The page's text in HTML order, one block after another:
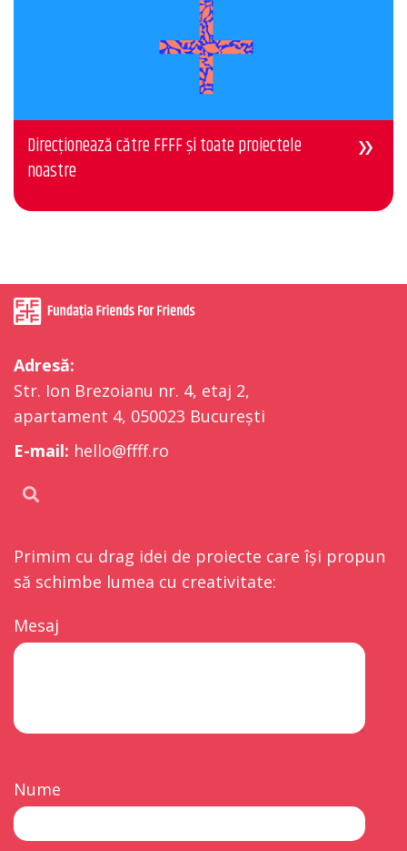
Direcționează către FFFF și toate proiectele
noastre
Adresă:
Str. Ion Brezoianu nr. 4, etaj 2,
apartament 4, 050023 București
E-mail: hello@ffff.ro
Primim cu drag idei de proiecte care își propun
să schimbe lumea cu creativitate:
Mesaj
Nume